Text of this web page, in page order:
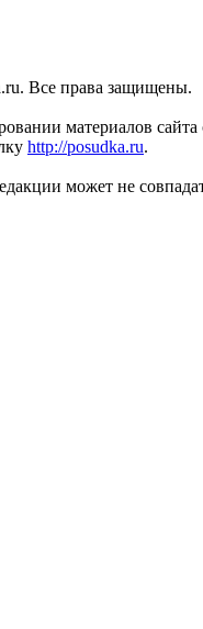
Все права защищены.
материалов сайта
http://posudka.ru.
может не